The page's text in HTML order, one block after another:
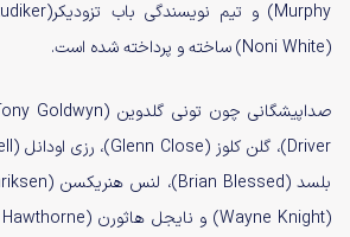
(Noni White) ساخته و پرداخته شده است.